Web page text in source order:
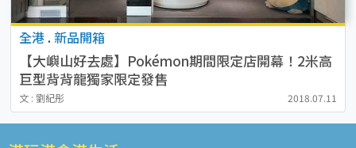
全港 . 新品開箱
【大嶼山好去處】Pokémon期間限定店開幕！2米高
巨型背背龍獨家限定發售
文 : 劉紀彤 2018.07.11